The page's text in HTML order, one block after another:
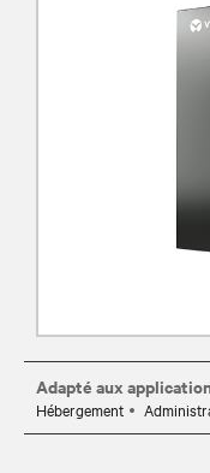
Adapté aux
Hébergement